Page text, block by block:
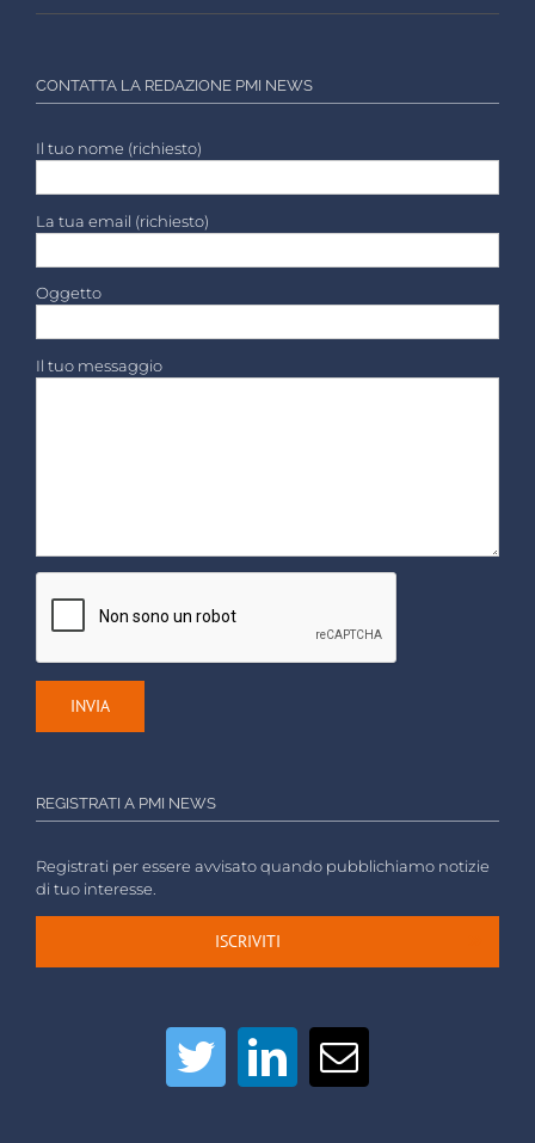
CONTATTA LA REDAZIONE PMI NEWS
Il tuo nome (richiesto)
La tua email (richiesto)
Oggetto
Il tuo messaggio
REGISTRATI A PMI NEWS
Registrati per essere avvisato quando pubblichiamo notizie
di tuo interesse.
ISCRIVITI